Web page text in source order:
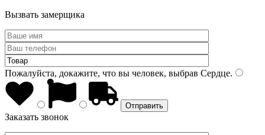
Вызвать замерщика
Пожалуйста, докажите, что вы человек, выбрав Сердце.
Заказать звонок